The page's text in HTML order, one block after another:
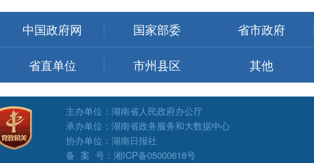
中国政府网 国家部委 省市政府
省直单位 市州县区 其他
主办单位：湖南省人民政府办公厅
承办单位：湖南省政务服务和大数据中心
协办单位：湖南日报社
备 案 号：湘ICP备05000618号